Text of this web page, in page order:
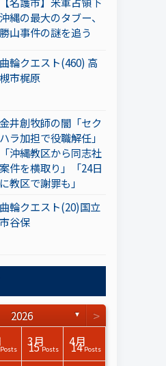
沖縄の最大のタブー、
勝山事件の謎を追う
曲輪クエスト(460) 高
槻市梶原
金井創牧師の闇「セク
ハラ加担で役職解任」
「沖縄教区から同志社
案件を横取り」「24日
に教区で謝罪も」
曲輪クエスト(20)国立
市谷保
2026 ▼ >
Posts
3月
15 Posts
4月
14 Posts